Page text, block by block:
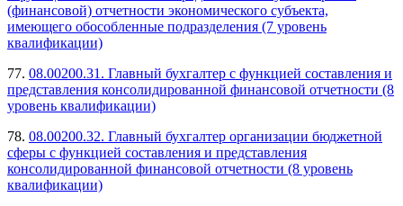
(финансовой) отчетности экономического субъекта,
имеющего обособленные подразделения (7 уровень
квалификации)
77. 08.00200.31. Главный бухгалтер с функцией составления и
представления консолидированной финансовой отчетности (8
уровень квалификации)
78. 08.00200.32. Главный бухгалтер организации бюджетной
сферы с функцией составления и представления
консолидированной финансовой отчетности (8 уровень
квалификации)